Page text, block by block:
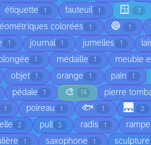
étiquette 1 fauteuil 1 🪟 7
colorées 1 🔵 1
1 journal 1 jumelles 1
1 médaille 1 meuble
objet 1 orange 1 pain 1
pédale 1 🎨 14 pierre
1 poireau 1 🐟 1 🌉 2
2 pull 3 radis 1 rampe
1 saxophone 1 sculpture